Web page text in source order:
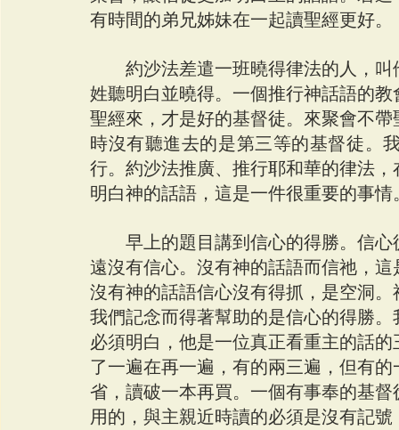
有時間的弟兄姊妹在一起讀聖經更好。
約沙法差遣一班曉得律法的人，叫
姓聽明白並曉得。一個推行神話語的
聖經來，才是好的基督徒。來聚會不
時沒有聽進去的是第三等的基督徒。
行。約沙法推廣、推行耶和華的律法
明白神的話語，這是一件很重要的事情
早上的題目講到信心的得勝。信心
遠沒有信心。沒有神的話語而信祂，
沒有神的話語信心沒有得抓，是空洞
我們記念而得著幫助的是信心的得勝
必須明白，他是一位真正看重主的話
了一遍在再一遍，有的兩三遍，但有
省，讀破一本再買。一個有事奉的基
用的，與主親近時讀的必須是沒有記